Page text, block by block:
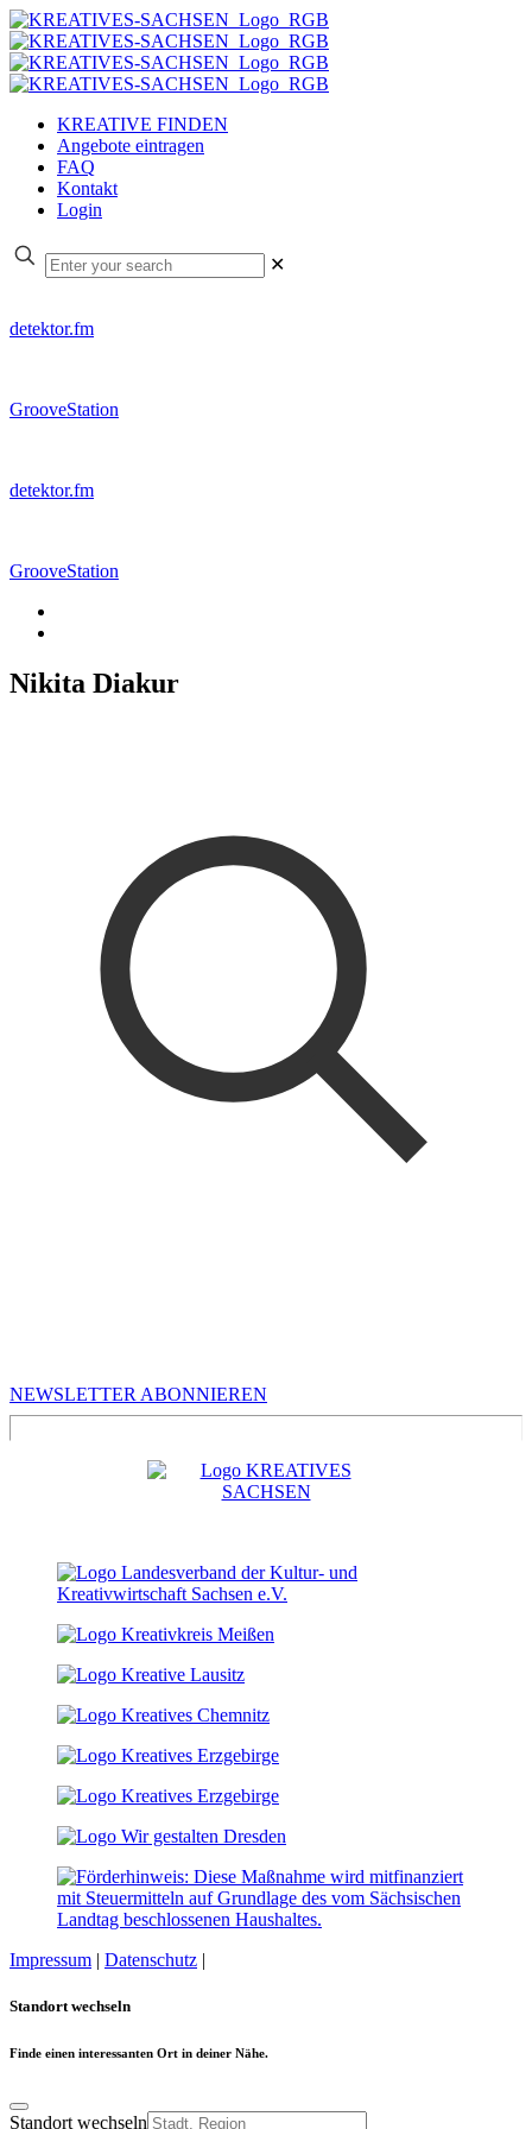
KREATIVE FINDEN
Angebote eintragen
FAQ
Kontakt
Login
✕
detektor.fm
GrooveStation
detektor.fm
GrooveStation
Nikita Diakur
NEWSLETTER ABONNIEREN
Impressum | Datenschutz |
Standort wechseln
Finde einen interessanten Ort in deiner Nähe.
Standort wechseln